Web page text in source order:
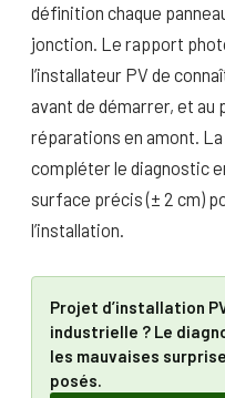
définition chaque
jonction. Le rapport
l’installateur PV de
avant de démarrer, et
réparations en amont. La
compléter le diagnostic
surface précis (± 2 cm)
l’installation.
Projet d’installation
industrielle ? Le
les mauvaises
posés.